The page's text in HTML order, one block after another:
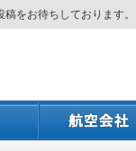
をお待ちしております。